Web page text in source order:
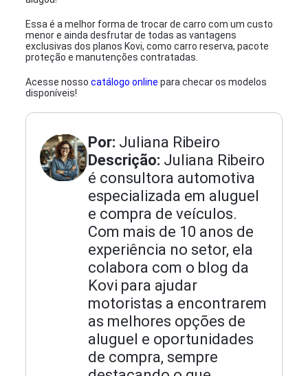
Essa é a melhor forma de trocar de carro com um custo
menor e ainda desfrutar de todas as vantagens
exclusivas dos planos Kovi, como carro reserva, pacote
proteção e manutenções contratadas.
Acesse nossocatálogo online para checar os modelos
disponíveis!
Por: Juliana Ribeiro
Descrição: Juliana Ribeiro
é consultora automotiva
especializada em aluguel
e compra de veículos.
Com mais de 10 anos de
experiência no setor, ela
colabora com o blog da
Kovi para ajudar
motoristas a encontrarem
as melhores opções de
aluguel e oportunidades
de compra, sempre